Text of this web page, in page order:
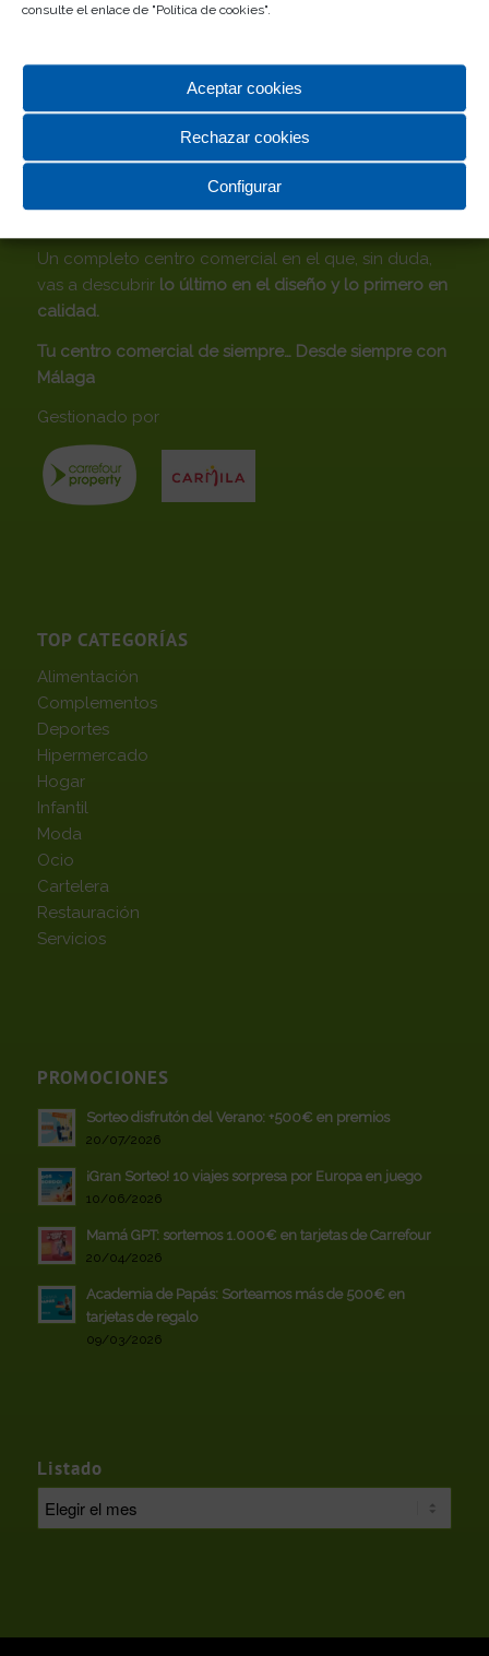
consulte el enlace de "Política de cookies".
Aceptar cookies
Rechazar cookies
Configurar
Un completo centro comercial en el que, sin duda,
vas a descubrir lo último en el diseño y lo primero en
calidad.
Tu centro comercial de siempre… Desde siempre con
Málaga
Gestionado por
TOP CATEGORÍAS
Alimentación
Complementos
Deportes
Hipermercado
Hogar
Infantil
Moda
Ocio
Cartelera
Restauración
Servicios
PROMOCIONES
Sorteo disfrutón del Verano: +500€ en premios
20/07/2026
¡Gran Sorteo! 10 viajes sorpresa por Europa en juego
10/06/2026
Mamá GPT: sortemos 1.000€ en tarjetas de Carrefour
20/04/2026
Academia de Papás: Sorteamos más de 500€ en
tarjetas de regalo
09/03/2026
Listado